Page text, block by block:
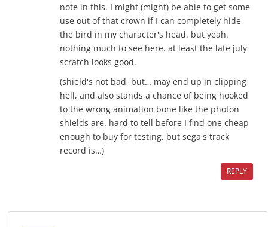
note in this. I might (might) be able to get some
use out of that crown if I can completely hide
the bird in my character's head. but yeah.
nothing much to see here. at least the late july
scratch looks good.
(shield's not bad, but… may end up in clipping
hell, and also stands a chance of being hooked
to the wrong animation bone like the photon
shields are. hard to tell before I find one cheap
enough to buy for testing, but sega's track
record is…)
REPLY